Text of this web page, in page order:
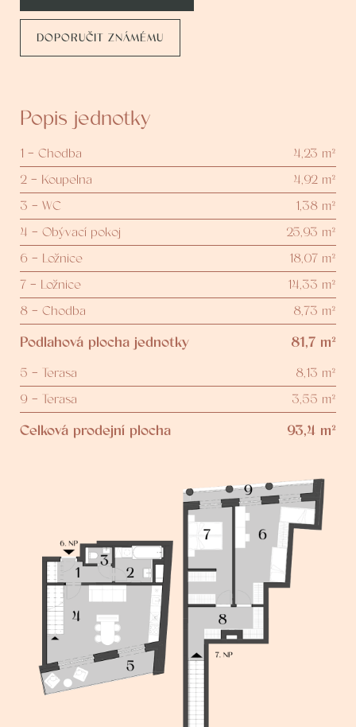
DOPORUČIT ZNÁMÉMU
Popis jednotky
1 - Chodba
4,23 m²
2 - Koupelna
4,92 m²
3 - WC
1,38 m²
4 - Obývací pokoj
25,93 m²
6 - Ložnice
18,07 m²
7 - Ložnice
14,33 m²
8 - Chodba
8,73 m²
Podlahová plocha jednotky 81,7 m²
5 - Terasa
8,13 m²
9 - Terasa
3,55 m²
Celková prodejní plocha 93,4 m²